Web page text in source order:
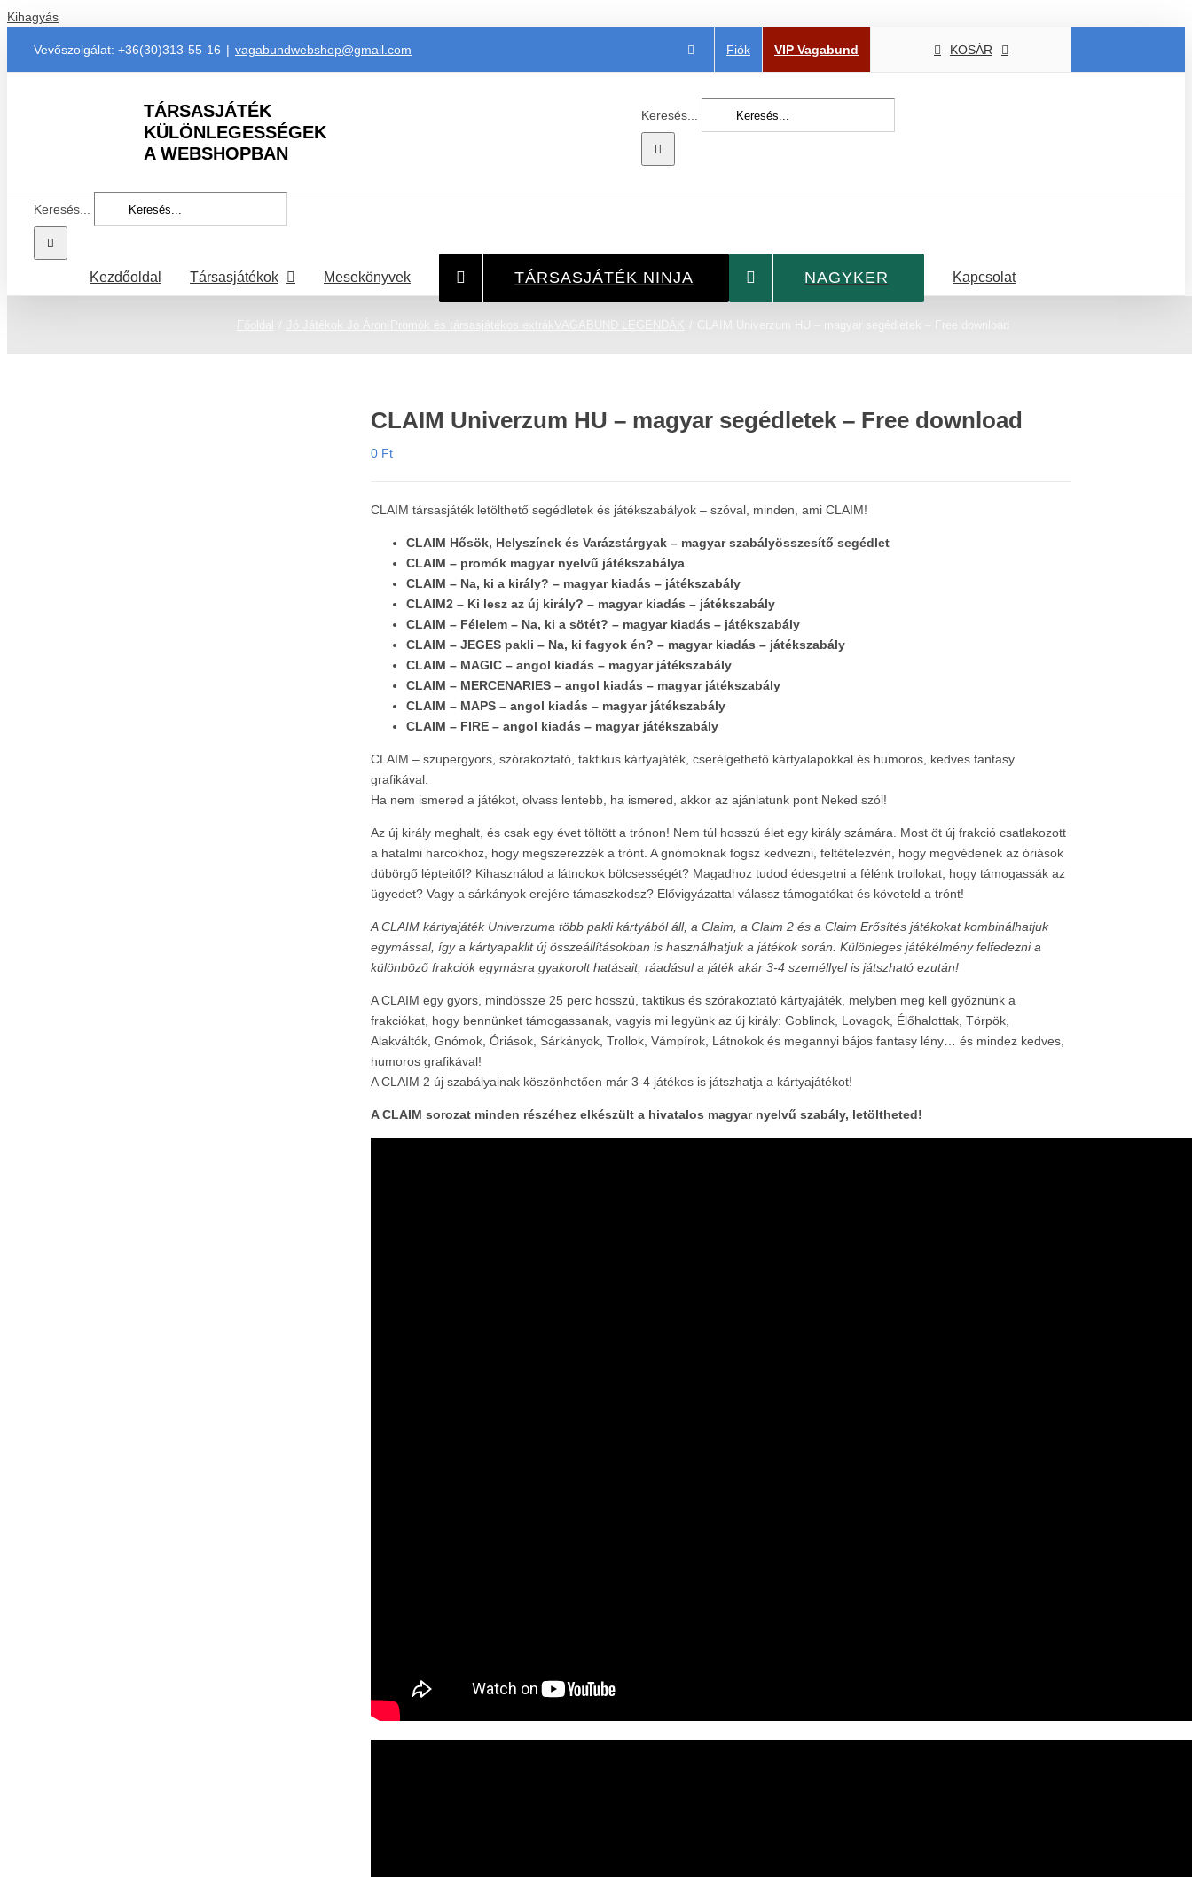
Kihagyás
Vevőszolgálat: +36(30)313-55-16 | vagabundwebshop@gmail.com Fiók VIP Vagabund KOSÁR
TÁRSASJÁTÉK
KÜLÖNLEGESSÉGEK
A WEBSHOPBAN
Keresés...
Keresés...
Kezdőoldal Társasjátékok Mesekönyvek TÁRSASJÁTÉK NINJA NAGYKER Kapcsolat
CLAIM Univerzum HU – magyar segédletek – Free download
0 Ft
CLAIM társasjáték letölthető segédletek és játékszabályok – szóval, minden, ami CLAIM!
CLAIM Hősök, Helyszínek és Varázstárgyak – magyar szabályösszesítő segédlet
CLAIM – promók magyar nyelvű játékszabálya
CLAIM – Na, ki a király? – magyar kiadás – játékszabály
CLAIM2 – Ki lesz az új király? – magyar kiadás – játékszabály
CLAIM – Félelem – Na, ki a sötét? – magyar kiadás – játékszabály
CLAIM – JEGES pakli – Na, ki fagyok én? – magyar kiadás – játékszabály
CLAIM – MAGIC – angol kiadás – magyar játékszabály
CLAIM – MERCENARIES – angol kiadás – magyar játékszabály
CLAIM – MAPS – angol kiadás – magyar játékszabály
CLAIM – FIRE – angol kiadás – magyar játékszabály
CLAIM – szupergyors, szórakoztató, taktikus kártyajáték, cserélgethető kártyalapokkal és humoros, kedves fantasy
grafikával.
Ha nem ismered a játékot, olvass lentebb, ha ismered, akkor az ajánlatunk pont Neked szól!
Az új király meghalt, és csak egy évet töltött a trónon! Nem túl hosszú élet egy király számára. Most öt új frakció csatlakozott
a hatalmi harcokhoz, hogy megszerezzék a trónt. A gnómoknak fogsz kedvezni, feltételezvén, hogy megvédenek az óriások
dübörgő lépteitől? Kihasználod a látnokok bölcsességét? Magadhoz tudod édesgetni a félénk trollokat, hogy támogassák az
ügyedet? Vagy a sárkányok erejére támaszkodsz? Elővigyázattal válassz támogatókat és követeld a trónt!
A CLAIM kártyajáték Univerzuma több pakli kártyából áll, a Claim, a Claim 2 és a Claim Erősítés játékokat kombinálhatjuk
egymással, így a kártyapaklit új összeállításokban is használhatjuk a játékok során. Különleges játékélmény felfedezni a
különböző frakciók egymásra gyakorolt hatásait, ráadásul a játék akár 3-4 személlyel is játszható ezután!
A CLAIM egy gyors, mindössze 25 perc hosszú, taktikus és szórakoztató kártyajáték, melyben meg kell győznünk a
frakciókat, hogy bennünket támogassanak, vagyis mi legyünk az új király: Goblinok, Lovagok, Élőhalottak, Törpök,
Alakváltók, Gnómok, Óriások, Sárkányok, Trollok, Vámpírok, Látnokok és megannyi bájos fantasy lény… és mindez kedves,
humoros grafikával!
A CLAIM 2 új szabályainak köszönhetően már 3-4 játékos is játszhatja a kártyajátékot!
A CLAIM sorozat minden részéhez elkészült a hivatalos magyar nyelvű szabály, letöltheted!